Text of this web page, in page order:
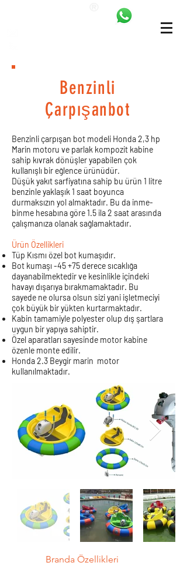
Benzinli
Çarpışanbot
Benzinli çarpışan bot modeli Honda 2,3 hp
Marin motoru ve parlak kompozit kabine
sahip kıvrak dönüşler yapabilen çok
kullanışlı bir eğlence ürünüdür.
Düşük yakıt sarfiyatına sahip bu ürün 1 litre
benzinle yaklaşık 1 saat boyunca
durmaksızın yol almaktadır. Bu da inme-
binme hesabına göre 1.5 ila 2 saat arasında
çalışmanıza olanak sağlamaktadır.
Ürün Özellikleri
Tüp Kısmı özel bot kumaşıdır.
Bot kumaşı -45 +75 derece sıcaklığa
dayanabilmektedir ve kesinlikle içindeki
havayı dışarıya bırakmamaktadır. Bu
sayede ne olursa olsun sizi yani işletmeciyi
çok büyük bir yükten kurtarmaktadır.
Kabin tamamiyle polyester olup dış şartlara
uygun bir yapıya sahiptir.
Özel aparatları sayesinde motor kabine
özenle monte edilir.
Honda 2.3 Beygir marin motor
kullanılmaktadır.
Branda Özellikleri